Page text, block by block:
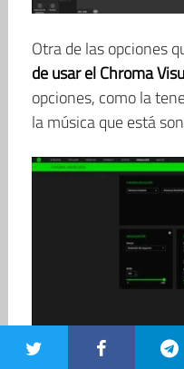
Otra de las opciones
de usar el Chroma
opciones, como la
la música que está